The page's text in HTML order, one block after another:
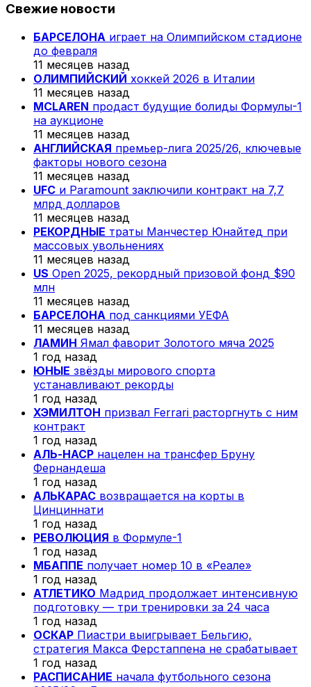
Свежие новости
БАРСЕЛОНА играет на Олимпийском стадионе
до февраля
11 месяцев назад
ОЛИМПИЙСКИЙ хоккей 2026 в Италии
11 месяцев назад
MCLAREN продаст будущие болиды Формулы-1
на аукционе
11 месяцев назад
АНГЛИЙСКАЯ премьер-лига 2025/26, ключевые
факторы нового сезона
11 месяцев назад
UFC и Paramount заключили контракт на 7,7
млрд долларов
11 месяцев назад
РЕКОРДНЫЕ траты Манчестер Юнайтед при
массовых увольнениях
11 месяцев назад
US Open 2025, рекордный призовой фонд $90
млн
11 месяцев назад
БАРСЕЛОНА под санкциями УЕФА
11 месяцев назад
ЛАМИН Ямал фаворит Золотого мяча 2025
1 год назад
ЮНЫЕ звёзды мирового спорта
устанавливают рекорды
1 год назад
ХЭМИЛТОН призвал Ferrari расторгнуть с ним
контракт
1 год назад
АЛЬ-НАСР нацелен на трансфер Бруну
Фернандеша
1 год назад
АЛЬКАРАС возвращается на корты в
Цинциннати
1 год назад
РЕВОЛЮЦИЯ в Формуле-1
1 год назад
МБАППЕ получает номер 10 в «Реале»
1 год назад
АТЛЕТИКО Мадрид продолжает интенсивную
подготовку — три тренировки за 24 часа
1 год назад
ОСКАР Пиастри выигрывает Бельгию,
стратегия Макса Ферстаппена не срабатывает
1 год назад
РАСПИСАНИЕ начала футбольного сезона